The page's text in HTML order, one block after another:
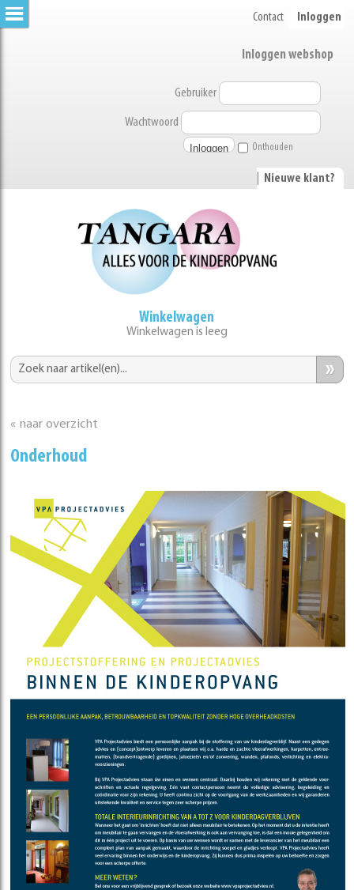
Contact Inloggen
Inloggen webshop
Gebruiker
Wachtwoord
Onthouden
Nieuwe klant?
Winkelwagen
Winkelwagen is leeg
»
« naar overzicht
Onderhoud